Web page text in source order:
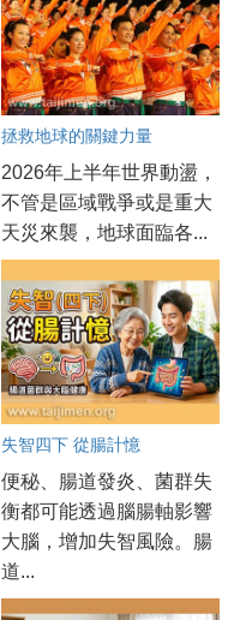
拯救地球的關鍵力量
2026年上半年世界動盪，
不管是區域戰爭或是重大
天災來襲，地球面臨各...
失智四下 從腸計憶
便秘、腸道發炎、菌群失
衡都可能透過腦腸軸影響
大腦，增加失智風險。腸
道...